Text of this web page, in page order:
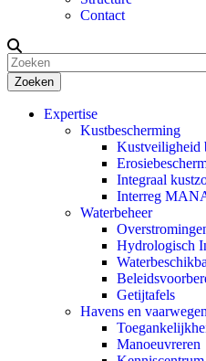
Contact
Zoeken
Expertise
Kustbescherming
Kustveiligheid
Integraal
Interreg
Waterbeheer
Hydrologisch
Getijtafels
Havens en vaarwegen
Manoeuvreren